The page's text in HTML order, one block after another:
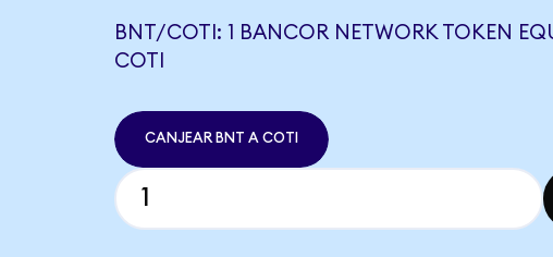
BNT/COTI: 1 BANCOR NETWORK TOKEN
COTI
CANJEAR BNT A COTI